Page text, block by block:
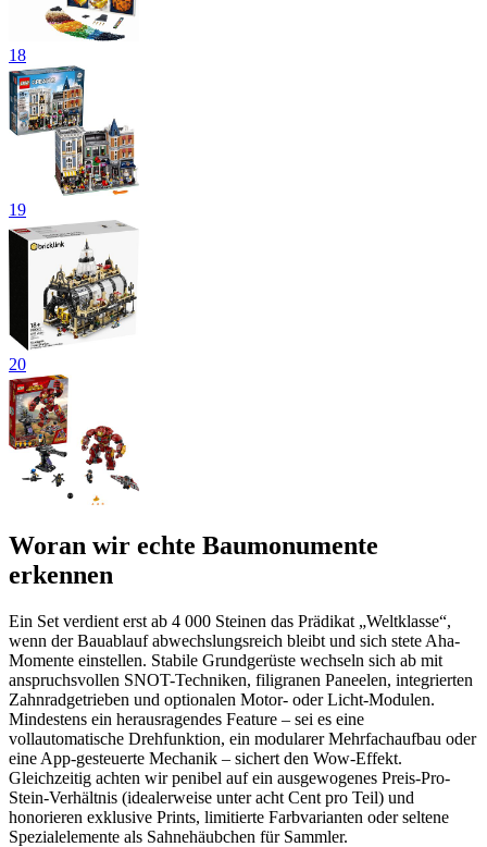
18
19
20
Woran wir echte Baumonumente
erkennen
Ein Set verdient erst ab 4 000 Steinen das Prädikat „Weltklasse“,
wenn der Bauablauf abwechslungsreich bleibt und sich stete Aha-
Momente einstellen. Stabile Grundgerüste wechseln sich ab mit
anspruchsvollen SNOT-Techniken, filigranen Paneelen, integrierten
Zahnradgetrieben und optionalen Motor- oder Licht-Modulen.
Mindestens ein herausragendes Feature – sei es eine
vollautomatische Drehfunktion, ein modularer Mehrfachaufbau oder
eine App-gesteuerte Mechanik – sichert den Wow-Effekt.
Gleichzeitig achten wir penibel auf ein ausgewogenes Preis-Pro-
Stein-Verhältnis (idealerweise unter acht Cent pro Teil) und
honorieren exklusive Prints, limitierte Farbvarianten oder seltene
Spezialelemente als Sahnehäubchen für Sammler.